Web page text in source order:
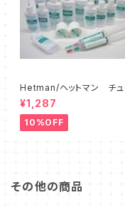
Hetman/ヘットマン チュ
ングスライドグリス 8
¥1,287
10%OFF
その他の商品